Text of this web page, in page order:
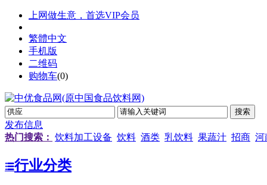
上网做生意，首选VIP会员
繁體中文
手机版
二维码
购物车(0)
发布信息
热门搜索： 饮料加工设备 饮料 酒类 乳饮料 果蔬汁 招商 河
行业分类